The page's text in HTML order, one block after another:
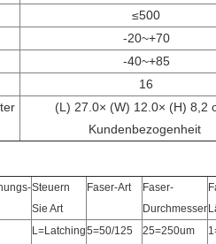
≤500
-20~+70
-40~+85
16
(L) 27.0× (W) 12.0× (H) 8,2
Kundenbezogenheit
Steuern
Sie Art
Faser-Art
Faser-
Durchmesser
L=Latching5=50/125
25=250um